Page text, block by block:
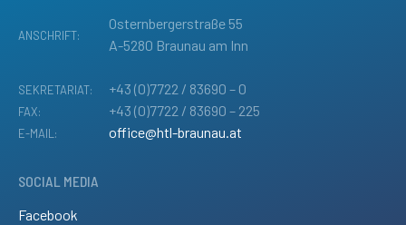
ANSCHRIFT:
Osternbergerstraße 55
A-5280 Braunau am Inn
SEKRETARIAT: +43 (0)7722 / 83690 – 0
FAX: +43 (0)7722 / 83690 – 225
E-MAIL: office@htl-braunau.at
SOCIAL MEDIA
Facebook